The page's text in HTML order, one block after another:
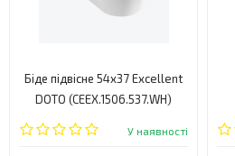
Біде підвісне 54х37 Excellent
DOTO (CEEX.1506.537.WH)
У наявності